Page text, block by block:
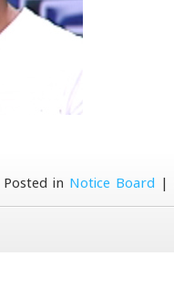
Posted in Notice Board |